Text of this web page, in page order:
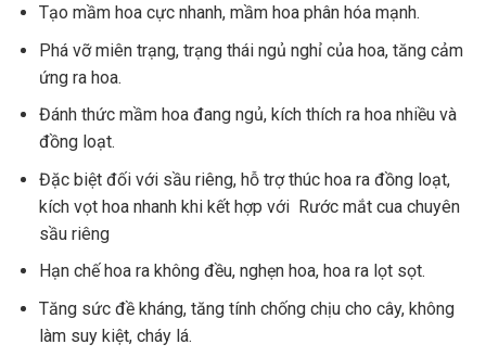
Tạo mầm hoa cực nhanh, mầm hoa phân hóa mạnh.
Phá vỡ miên trạng, trạng thái ngủ nghỉ của hoa, tăng cảm
ứng ra hoa.
Đánh thức mầm hoa đang ngủ, kích thích ra hoa nhiều và
đồng loạt.
Đặc biệt đối với sầu riêng, hỗ trợ thúc hoa ra đồng loạt,
kích vọt hoa nhanh khi kết hợp với Rước mắt cua chuyên
sầu riêng
Hạn chế hoa ra không đều, nghẹn hoa, hoa ra lọt sọt.
Tăng sức đề kháng, tăng tính chống chịu cho cây, không
làm suy kiệt, cháy lá.